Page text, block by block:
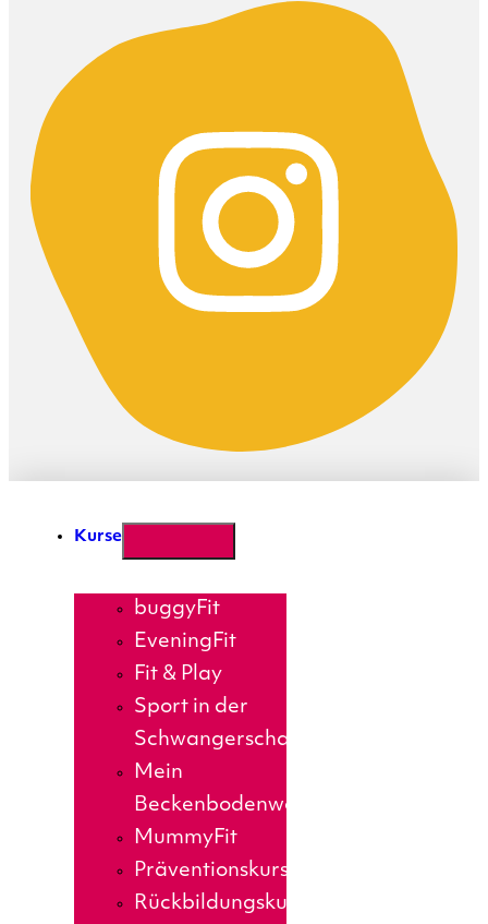
Kurse
buggyFit
EveningFit
Fit & Play
Sport in der
Schwangerschaft
Mein
Beckenbodenworkout
MummyFit
Präventionskurse
Rückbildungskurs